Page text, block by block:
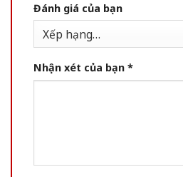
Đánh giá của bạn
Nhận xét của bạn *